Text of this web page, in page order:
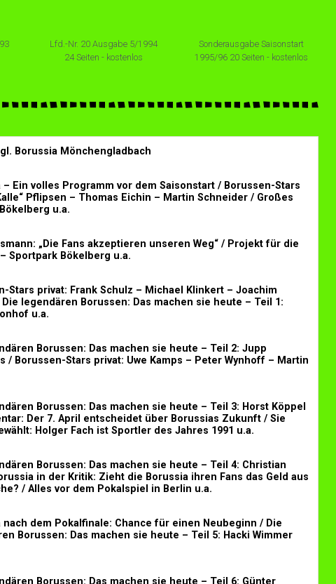
Lfd.-Nr. 20 Ausgabe 5/1994
24 Seiten - kostenlos
Sonderausgabe Saisonstart
1995/96 20 Seiten - kostenlos
Borussia Mönchengladbach
– Ein volles Programm vor dem Saisonstart / Borussen-Stars
Pflipsen – Thomas Eichin – Martin Schneider / Großes
u.a.
„Die Fans akzeptieren unseren Weg“ / Projekt für die
Sportpark Bökelberg u.a.
Stars privat: Frank Schulz – Michael Klinkert – Joachim
legendären Borussen: Das machen sie heute – Teil 1:
u.a.
Borussen: Das machen sie heute – Teil 2: Jupp
/ Borussen-Stars privat: Uwe Kamps – Peter Wynhoff – Martin
Borussen: Das machen sie heute – Teil 3: Horst Köppel
Der 7. April entscheidet über Borussias Zukunft / Sie
Holger Fach ist Sportler des Jahres 1991 u.a.
Borussen: Das machen sie heute – Teil 4: Christian
in der Kritik: Zieht die Borussia ihren Fans das Geld aus
/ Alles vor dem Pokalspiel in Berlin u.a.
nach dem Pokalfinale: Chance für einen Neubeginn / Die
Borussen: Das machen sie heute – Teil 5: Hacki Wimmer